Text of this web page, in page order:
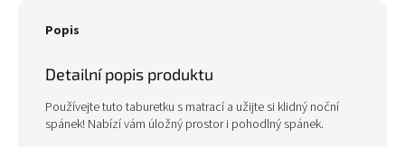
Popis
Detailní popis produktu
Používejte tuto taburetku s matrací a užijte si klidný noční
spánek! Nabízí vám úložný prostor i pohodlný spánek.